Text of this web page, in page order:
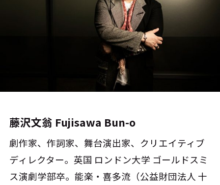
藤沢文翁 Fujisawa Bun-o
劇作家、作詞家、舞台演出家、クリエイティブ
ディレクター。英国 ロンドン大学 ゴールドスミ
ス演劇学部卒。能楽・喜多流（公益財団法人 十